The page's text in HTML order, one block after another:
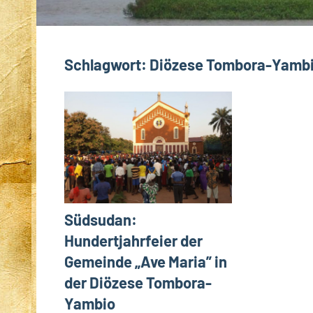
Schlagwort: Diözese Tombora-
Südsudan:
Hundertjahrfeier der
Gemeinde „Ave Maria” in
der Diözese Tombora-
Yambio